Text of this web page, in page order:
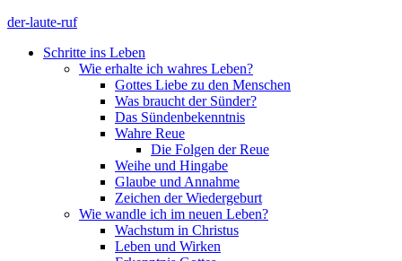
der-laute-ruf
Schritte ins Leben
Wie erhalte ich wahres Leben?
Gottes Liebe zu den Menschen
Was braucht der Sünder?
Das Sündenbekenntnis
Wahre Reue
Die Folgen der Reue
Weihe und Hingabe
Glaube und Annahme
Zeichen der Wiedergeburt
Wie wandle ich im neuen Leben?
Wachstum in Christus
Leben und Wirken